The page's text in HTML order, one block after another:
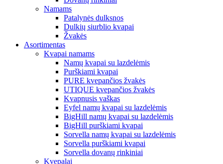
Namams
Patalynės dulksnos
Dulkių siurblio kvapai
Žvakės
Asortimentas
Kvapai namams
Namų kvapai su lazdelėmis
Purškiami kvapai
PURE kvepančios žvakės
UTIQUE kvepančios žvakės
Kvapnusis vaškas
Eyfel namų kvapai su lazdelėmis
BigHill namų kvapai su lazdelėmis
BigHill purškiami kvapai
Sorvella namų kvapai su lazdelėmis
Sorvella purškiami kvapai
Sorvella dovanų rinkiniai
Kvepalai